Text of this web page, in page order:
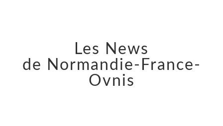
Les News
de Normandie-France-
Ovnis